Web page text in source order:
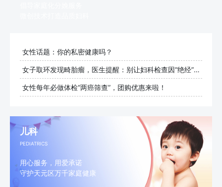
女性话题：你的私密健康吗？
女子取环发现畸胎瘤，医生提醒：别让妇科检查因“绝经”而止步
女性每年必做体检“两癌筛查”，团购优惠来啦！
儿科
PEDIATRICS
用心服务，用爱承诺
守护天元区万千家庭健康